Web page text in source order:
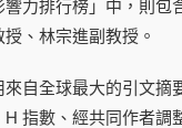
力排行榜」中，則
、林宗進副教授。
自全球最大的引文摘
指數、經共同作者